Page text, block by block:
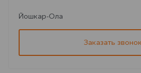
Йошкар-Ола
Заказать звонок